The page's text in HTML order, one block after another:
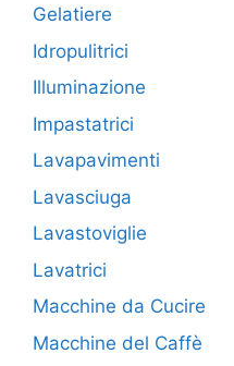
Gelatiere
Idropulitrici
Illuminazione
Impastatrici
Lavapavimenti
Lavasciuga
Lavastoviglie
Lavatrici
Macchine da Cucire
Macchine del Caffè